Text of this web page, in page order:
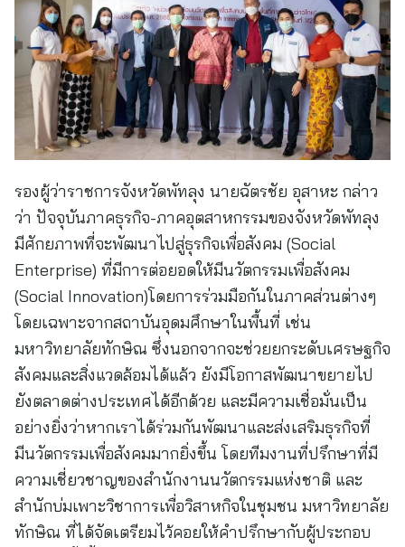
รองผู้ว่าราชการจังหวัดพัทลุง นายฉัตรชัย อุสาหะ กล่าว
ว่า ปัจจุบันภาคธุรกิจ-ภาคอุตสาหกรรมของจังหวัดพัทลุง
มีศักยภาพที่จะพัฒนาไปสู่ธุรกิจเพื่อสังคม (Social
Enterprise) ที่มีการต่อยอดให้มีนวัตกรรมเพื่อสังคม
(Social Innovation)โดยการร่วมมือกันในภาคส่วนต่างๆ
โดยเฉพาะจากสถาบันอุดมศึกษาในพื้นที่ เช่น
มหาวิทยาลัยทักษิณ ซึ่งนอกจากจะช่วยยกระดับเศรษฐกิจ
สังคมและสิ่งแวดล้อมได้แล้ว ยังมีโอกาสพัฒนาขยายไป
ยังตลาดต่างประเทศได้อีกด้วย และมีความเชื่อมั่นเป็น
อย่างยิ่งว่าหากเราได้ร่วมกันพัฒนาและส่งเสริมธุรกิจที่
มีนวัตกรรมเพื่อสังคมมากยิ่งขึ้น โดยทีมงานที่ปรึกษาที่มี
ความเชี่ยวชาญของสำนักงานนวัตกรรมแห่งชาติ และ
สำนักบ่มเพาะวิชาการเพื่อวิสาหกิจในชุมชน มหาวิทยาลัย
ทักษิณ ที่ได้จัดเตรียมไว้คอยให้คำปรึกษากับผู้ประกอบ